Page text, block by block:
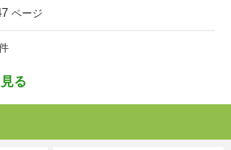
ページ
る